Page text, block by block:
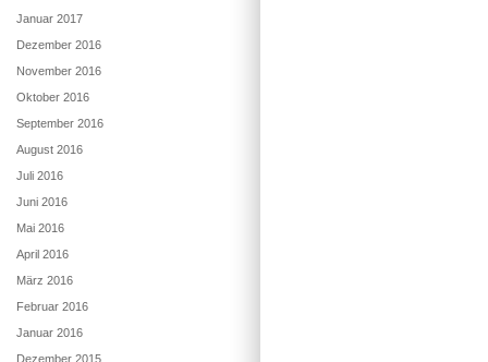
Januar 2017
Dezember 2016
November 2016
Oktober 2016
September 2016
August 2016
Juli 2016
Juni 2016
Mai 2016
April 2016
März 2016
Februar 2016
Januar 2016
Dezember 2015